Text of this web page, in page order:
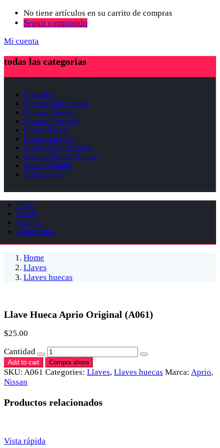
No tiene artículos en su carrito de compras
Seguir comprando
Mi cuenta
todas las categorias
Controles
Carcasa para Control
Carcasa Abatible
Carcasa Proximity
Llaves Huecas
Llaves con Chip
Llaves de Emergencia
Insertos Keydiy/Xhorse
Inserto Abatible
Transponders
Inicio
Tienda
Catálogo
Contáctanos
Home
Llaves
Llaves huecas
Llave Hueca Aprio Original (A061)
$25.00
Cantidad
Add to cart Compra ahora
SKU: A061 Categories: Llaves, Llaves huecas Marca: Aprio,
Nissan
Productos relacionados
Vista rápida